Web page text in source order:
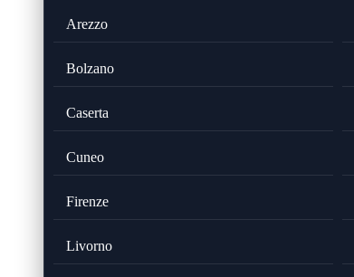
Arezzo
Bolzano
Caserta
Cuneo
Firenze
Livorno